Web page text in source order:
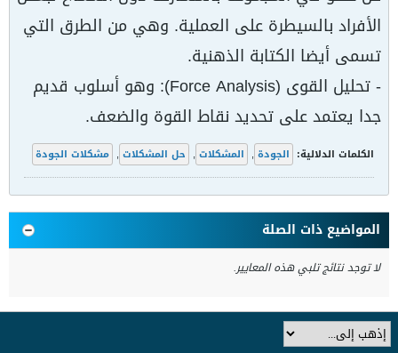
الأفراد بالسيطرة على العملية. وهي من الطرق التي
تسمى أيضا الكتابة الذهنية.
- تحليل القوى (Force Analysis): وهو أسلوب قديم
جدا يعتمد على تحديد نقاط القوة والضعف.
الكلمات الدلالية: الجودة , المشكلات , حل المشكلات , مشكلات الجودة
المواضيع ذات الصلة
لا توجد نتائج تلبي هذه المعايير.